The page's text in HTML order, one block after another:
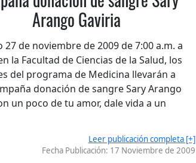
Arango Gaviria
27 de noviembre de 2009 de 7:00 a.m. a
la Facultad de Ciencias de la Salud, los
del programa de Medicina llevarán a
donación de sangre Sary Arango
un poco de tu amor, dale vida a un
Leer publicación completa [+]
Fecha Publicación: 17 Noviembre de 2009